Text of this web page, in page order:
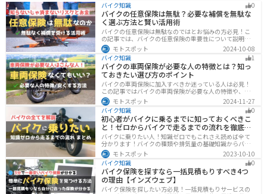
バイク知識 0
バイクの任意保険は無駄？必要な補償を無駄な
く選ぶ方法と賢い活用術
バイクの任意保険は無駄なのではとお悩みの方必見！こ
の記事では、バイクの任意保険の重要性について説明し
ています。実は、自賠責保険だけでは不十分な保護しか
得られず、経済的リスクも高いです。この記事を読めば、
バイクの任意保険が必要な理由がわかります。
モトスポット
2024-10-08
バイク知識
1
バイクの車両保険が必要な人の特徴とは？知っ
ておきたい選び方のポイント
バイクの車両保険に加入すべきか迷っている人は必見！
この記事ではバイクの車両保険が必要な人の特徴や、車
両保険の選び方を解説します。実は、価値の高いバイク
は修理費用が高額になる場合が多いです。この記事を読
めば車両保険の正しい選び方がわかります。
モトスポット
2024-11-27
バイク知識
0
初心者がバイクに乗るまでに知っておくべきこ
と！ゼロからバイクで走るまでの流れを徹底解
説
バイクに乗りたい人！知識ゼロでもこれさえ読めば全て
分かります！バイクの種類や排気量の基礎知識からバイ
クの選び方、免許の取り方、購入、納車、その後のバイ
クライフまで全てサポートします！
モトスポット
2023-10-10
バイク知識
0
バイク保険を探すなら一括見積もりすべき4つ
の理由【インズウェブ】
バイク保険を探したい方必見！一括見積もりサービスの